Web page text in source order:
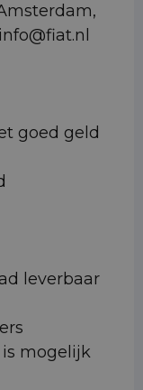
goed geld
leverbaar
is mogelijk